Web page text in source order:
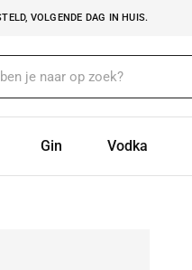
VOLGENDE DAG IN HUIS.
Gin Vodka